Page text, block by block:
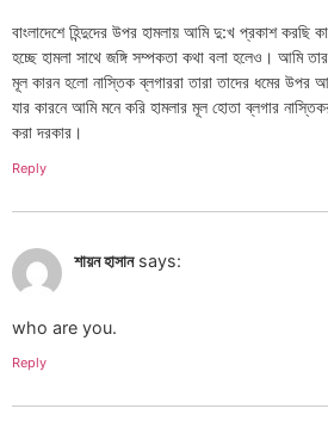
বাংলাদেশে হিন্দুদের উপর হামলায় আমি দু:খ প্রকাশ করছি
হচ্ছে হামলা সাথে জঙ্গি সম্পকতা কথা বলা হলেও। আমি
মূল কারন হলো নাস্তিক ব্লগাররা তারা তাদের ধমের উপর
যার কারনে আমি মনে করি হামলার মূল হোতা ব্লগার
করা দরকার।
Reply
শায়ন হাসান says:
who are you.
Reply